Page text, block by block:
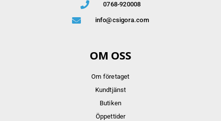
0768-920008
info@csigora.com
OM OSS
Om företaget
Kundtjänst
Butiken
Öppettider